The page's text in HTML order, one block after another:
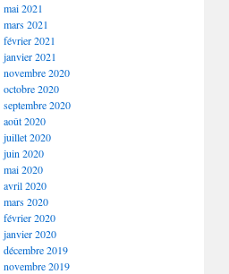
mai 2021
mars 2021
février 2021
janvier 2021
novembre 2020
octobre 2020
septembre 2020
août 2020
juillet 2020
juin 2020
mai 2020
avril 2020
mars 2020
février 2020
janvier 2020
décembre 2019
novembre 2019